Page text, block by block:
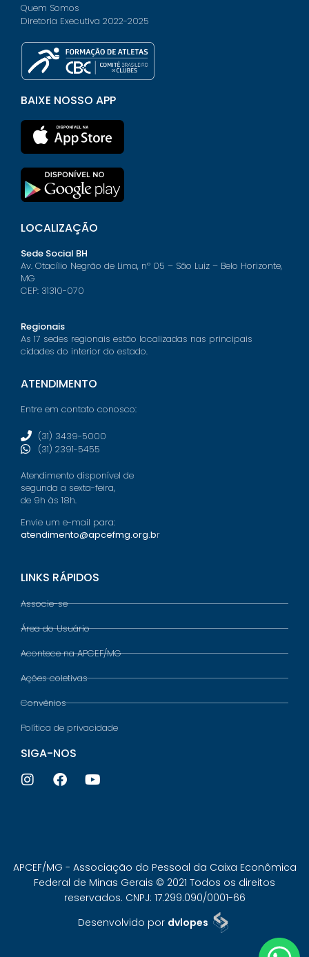
Quem Somos
Diretoria Executiva 2022-2025
BAIXE NOSSO APP
LOCALIZAÇÃO
Sede Social BH
Av. Otacílio Negrão de Lima, nº 05 – São Luiz – Belo Horizonte,
MG
CEP: 31310-070
Regionais
As 17 sedes regionais estão localizadas nas principais
cidades do interior do estado.
ATENDIMENTO
Entre em contato conosco:
(31) 3439-5000
(31) 2391-5455
Atendimento disponível de
segunda a sexta-feira,
de 9h às 18h.
Envie um e-mail para:
atendimento@apcefmg.org.br
LINKS RÁPIDOS
Associe-se
Área do Usuário
Acontece na APCEF/MG
Ações coletivas
Convênios
Política de privacidade
SIGA-NOS
APCEF/MG - Associação do Pessoal da Caixa Econômica
Federal de Minas Gerais © 2021 Todos os direitos
reservados. CNPJ: 17.299.090/0001-66
Desenvolvido por dvlopes